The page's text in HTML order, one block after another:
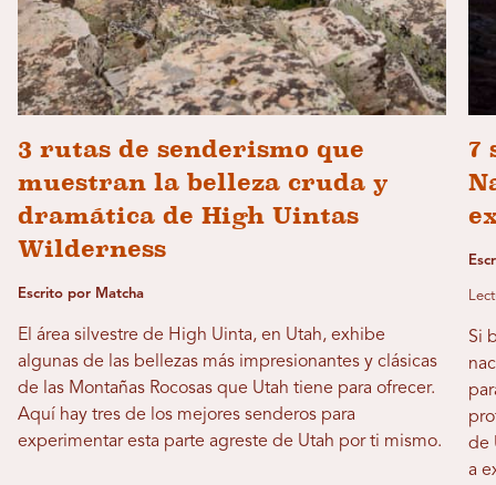
3 rutas de senderismo que
muestran la belleza cruda y
dramática de High Uintas
Wilderness
Escrito por Matcha
El área silvestre de High Uinta, en Utah, exhibe
algunas de las bellezas más impresionantes y clásicas
de las Montañas Rocosas que Utah tiene para ofrecer.
Aquí hay tres de los mejores senderos para
experimentar esta parte agreste de Utah por ti mismo.
7
Si
de
a